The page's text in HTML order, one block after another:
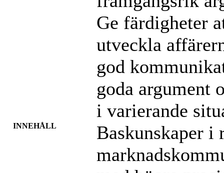
Ge färdigheter
utveckla
god
goda argument
i varierande
INNEHÅLL
Baskunskaper i